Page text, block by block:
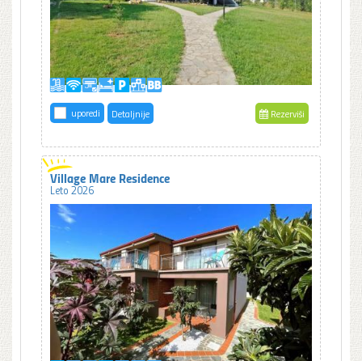
uporedi Detaljnije Rezerviši
Village Mare Residence
Leto 2026